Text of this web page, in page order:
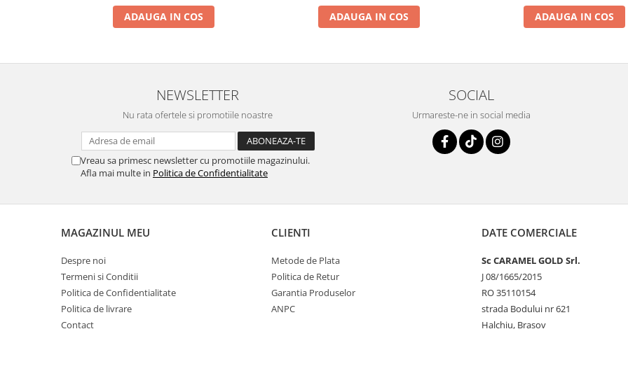
ADAUGA IN COS ADAUGA IN COS ADAUGA IN COS
NEWSLETTER
Nu rata ofertele si promotiile noastre
Vreau sa primesc newsletter cu promotiile magazinului.
Afla mai multe in Politica de Confidentialitate
SOCIAL
Urmareste-ne in social media
MAGAZINUL MEU
Despre noi
Termeni si Conditii
Politica de Confidentialitate
Politica de livrare
Contact
CLIENTI
Metode de Plata
Politica de Retur
Garantia Produselor
ANPC
DATE COMERCIALE
Sc CARAMEL GOLD Srl.
J 08/1665/2015
RO 35110154
strada Bodului nr 621
Halchiu, Brasov